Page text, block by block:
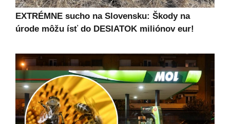
EXTRÉMNE sucho na Slovensku: Škody na
úrode môžu ísť do DESIATOK miliónov eur!